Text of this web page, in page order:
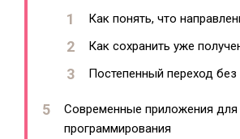
Как понять, что
Как сохранить уже
Постепенный переход без
Современные приложения для
программирования